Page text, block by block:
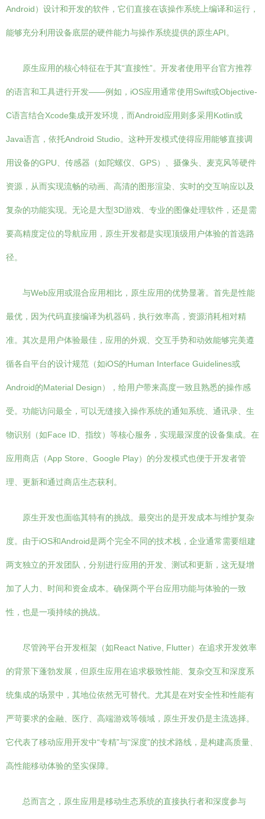
Android）设计和开发的软件，它们直接在该操作系统上编译和运行，
能够充分利用设备底层的硬件能力与操作系统提供的原生API。
原生应用的核心特征在于其“直接性”。开发者使用平台官方推荐
的语言和工具进行开发——例如，iOS应用通常使用Swift或Objective-
C语言结合Xcode集成开发环境，而Android应用则多采用Kotlin或
Java语言，依托Android Studio。这种开发模式使得应用能够直接调
用设备的GPU、传感器（如陀螺仪、GPS）、摄像头、麦克风等硬件
资源，从而实现流畅的动画、高清的图形渲染、实时的交互响应以及
复杂的功能实现。无论是大型3D游戏、专业的图像处理软件，还是需
要高精度定位的导航应用，原生开发都是实现顶级用户体验的首选路
径。
与Web应用或混合应用相比，原生应用的优势显著。首先是性能
最优，因为代码直接编译为机器码，执行效率高，资源消耗相对精
准。其次是用户体验最佳，应用的外观、交互手势和动效能够完美遵
循各自平台的设计规范（如iOS的Human Interface Guidelines或
Android的Material Design），给用户带来高度一致且熟悉的操作感
受。功能访问最全，可以无缝接入操作系统的通知系统、通讯录、生
物识别（如Face ID、指纹）等核心服务，实现最深度的设备集成。在
应用商店（App Store、Google Play）的分发模式也便于开发者管
理、更新和通过商店生态获利。
原生开发也面临其特有的挑战。最突出的是开发成本与维护复杂
度。由于iOS和Android是两个完全不同的技术栈，企业通常需要组建
两支独立的开发团队，分别进行应用的开发、测试和更新，这无疑增
加了人力、时间和资金成本。确保两个平台应用功能与体验的一致
性，也是一项持续的挑战。
尽管跨平台开发框架（如React Native, Flutter）在追求开发效率
的背景下蓬勃发展，但原生应用在追求极致性能、复杂交互和深度系
统集成的场景中，其地位依然无可替代。尤其是在对安全性和性能有
严苛要求的金融、医疗、高端游戏等领域，原生开发仍是主流选择。
它代表了移动应用开发中“专精”与“深度”的技术路线，是构建高质量、
高性能移动体验的坚实保障。
总而言之，原生应用是移动生态系统的直接执行者和深度参与